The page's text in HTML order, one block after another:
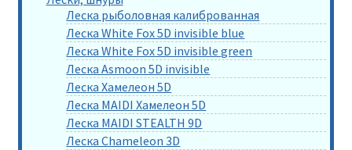
Леска рыболовная калиброванная
Леска White Fox 5D invisible blue
Леска White Fox 5D invisible green
Леска Asmoon 5D invisible
Леска Хамелеон 5D
Леска MAIDI Хамелеон 5D
Леска MAIDI STEALTH 9D
Леска Chameleon 3D